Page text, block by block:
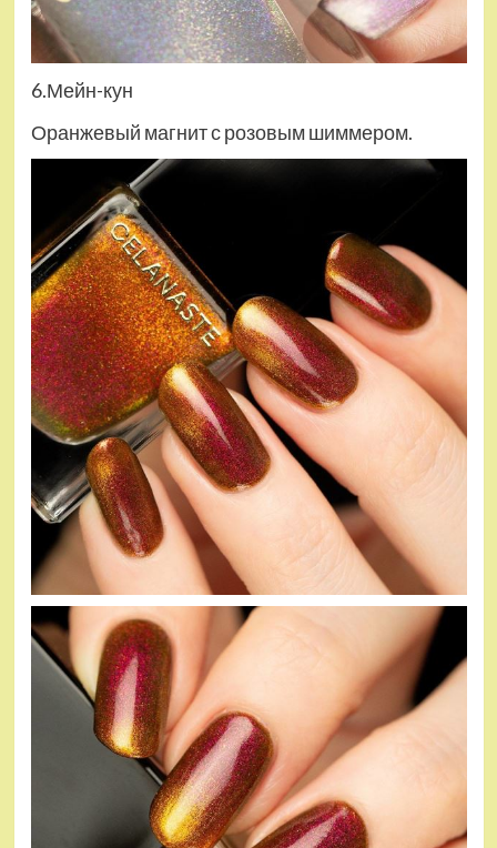
6.Мейн-кун
Оранжевый магнит с розовым шиммером.